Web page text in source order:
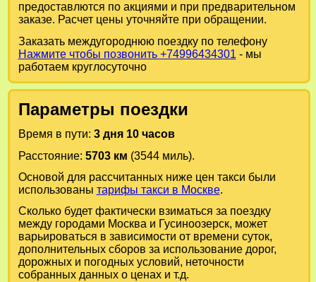
предоставлются по акциями и при предварительном
заказе. Расчет цены уточняйте при обращении.
Заказать междугороднюю поездку по телефону
Нажмите чтобы позвонить +74996434301 - мы
работаем круглосуточно
Параметры поездки
Время в пути: 3 дня 10 часов
Расстояние: 5703 км (3544 миль).
Основой для рассчитанных ниже цен такси были
использованы тарифы такси в Москве.
Сколько будет фактически взиматься за поездку
между городами Москваи Гусиноозерск, может
варьироваться в зависимости от времени суток,
дополнительных сборов за использование дорог,
дорожных и погодных условий, неточности
собранных данных о ценах и т.д.